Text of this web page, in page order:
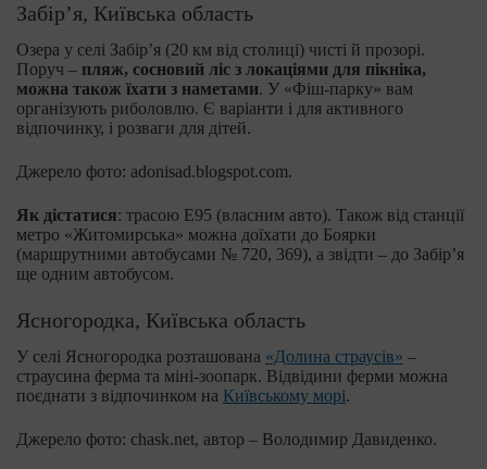
Забір’я, Київська область
Озера у селі Забір’я (20 км від столиці) чисті й прозорі.
Поруч – пляж, сосновий ліс з локаціями для пікніка,
можна також їхати з наметами. У «Фіш-парку» вам
організують риболовлю. Є варіанти і для активного
відпочинку, і розваги для дітей.
Джерело фото: adonisad.blogspot.com.
Як дістатися: трасою E95 (власним авто). Також від станції
метро «Житомирська» можна доїхати до Боярки
(маршрутними автобусами № 720, 369), а звідти – до Забір’я
ще одним автобусом.
Ясногородка, Київська область
У селі Ясногородка розташована «Долина страусів» –
страусина ферма та міні-зоопарк. Відвідини ферми можна
поєднати з відпочинком на Київському морі.
Джерело фото: chask.net, автор – Володимир Давиденко.